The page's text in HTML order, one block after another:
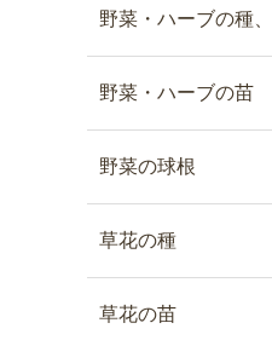
野菜・ハーブの種
野菜・ハーブの苗
野菜の球根
草花の種
草花の苗